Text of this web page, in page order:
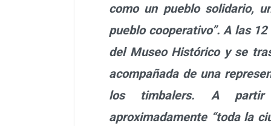
como un pueblo solidario,
pueblo cooperativo”. A las
del Museo Histórico y se
acompañada de una
los timbalers. A
aproximadamente “toda la